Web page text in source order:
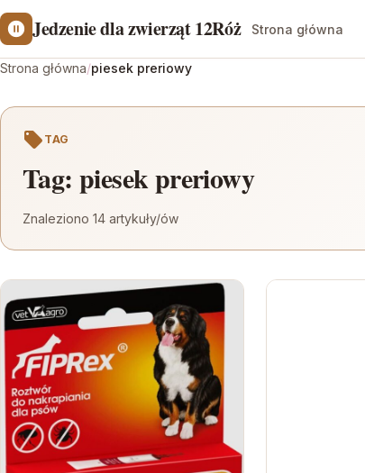
Jedzenie dla zwierząt 12Róż Strona główna
Strona główna/piesek preriowy
TAG
Tag: piesek preriowy
Znaleziono 14 artykuły/ów